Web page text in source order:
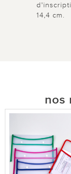
14,4 cm.
nos